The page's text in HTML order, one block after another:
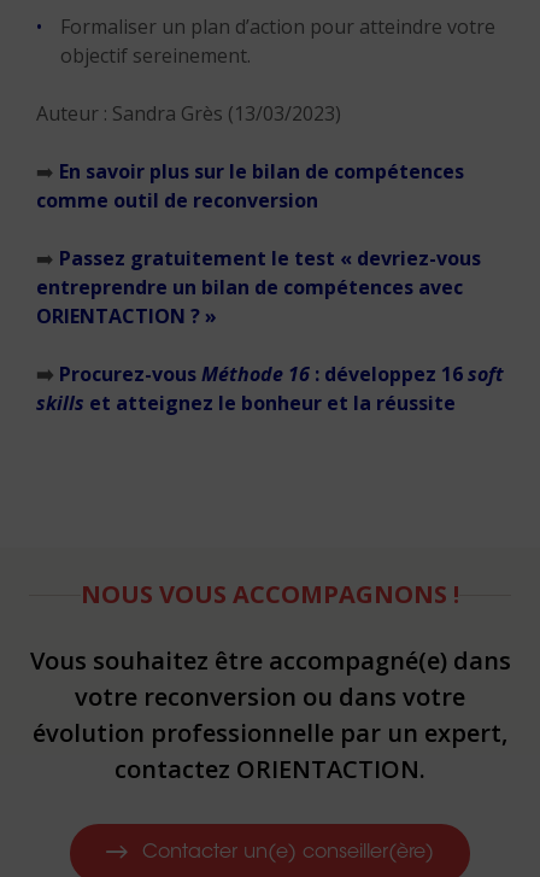
Formaliser un plan d’action pour atteindre votre
objectif sereinement.
Auteur : Sandra Grès (13/03/2023)
➡️ En savoir plus sur le bilan de compétences
comme outil de reconversion
➡️ Passez gratuitement le test « devriez-vous
entreprendre un bilan de compétences avec
ORIENTACTION ? »
➡️ Procurez-vousMéthode 16 : développez 16soft
skills et atteignez le bonheur et la réussite
NOUS VOUS ACCOMPAGNONS !
Vous souhaitez être accompagné(e) dans
votre reconversion ou dans votre
évolution professionnelle par un expert,
contactez ORIENTACTION.
Contacter un(e) conseiller(ère)